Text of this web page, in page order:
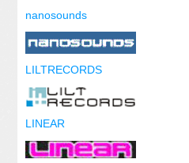
nanosounds
LILTRECORDS
LINEAR